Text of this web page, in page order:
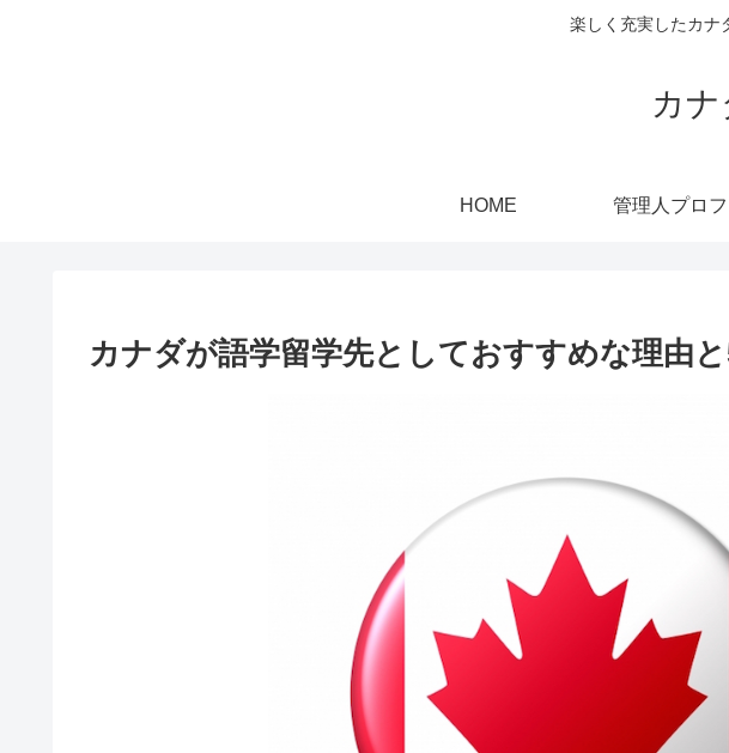
楽しく充実したカナ
カ
HOME 管理人プロ
カナダが語学留学先としておすすめな理由